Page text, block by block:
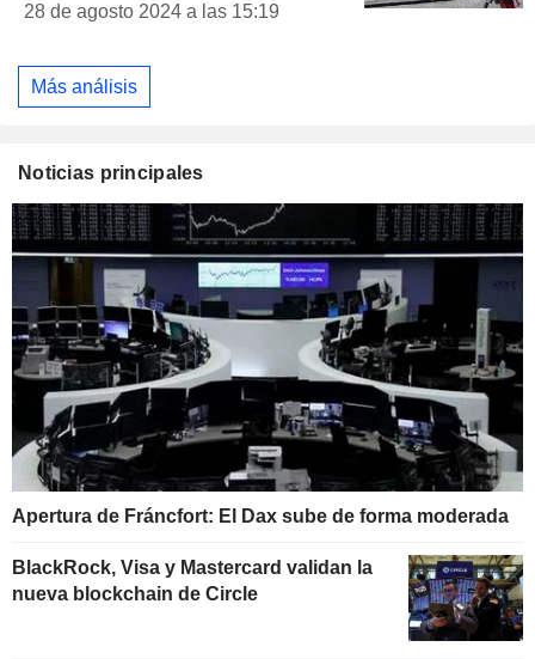
28 de agosto 2024 a las 15:19
Más análisis
Noticias principales
Apertura de Fráncfort: El Dax sube de forma moderada
BlackRock, Visa y Mastercard validan la
nueva blockchain de Circle